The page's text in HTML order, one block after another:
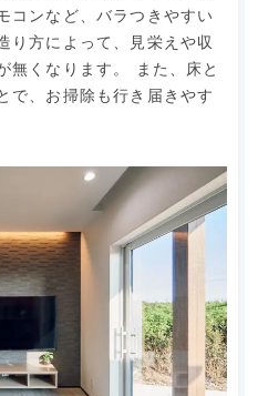
コンなど、バラつきやすい
り方によって、見栄えや収
無くなります。 また、床と
で、お掃除も行き届きやす